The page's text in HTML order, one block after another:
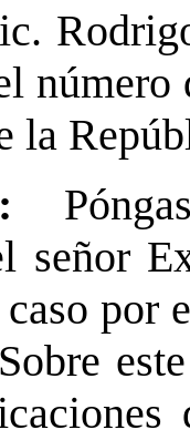
la
señor
por